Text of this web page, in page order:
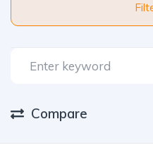
Compare